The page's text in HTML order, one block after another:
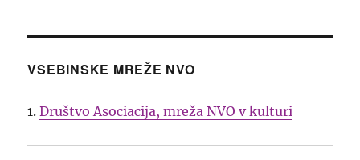
VSEBINSKE MREŽE NVO
1.Društvo Asociacija, mreža NVO v kulturi